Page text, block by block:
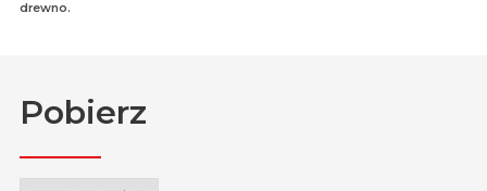
drewno.
Pobierz